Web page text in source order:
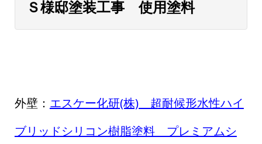
Ｓ様邸塗装工事 使用塗料
外壁： エスケー化研(株) 超耐候形水性ハイ
ブリッドシリコン樹脂塗料 プレミアムシ